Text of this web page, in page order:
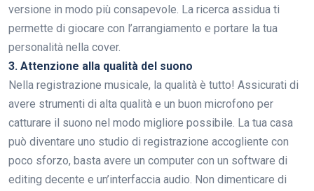
versione in modo più consapevole. La ricerca assidua ti
permette di giocare con l’arrangiamento e portare la tua
personalità nella cover.
3. Attenzione alla qualità del suono
Nella registrazione musicale, la qualità è tutto! Assicurati di
avere strumenti di alta qualità e un buon microfono per
catturare il suono nel modo migliore possibile. La tua casa
può diventare uno studio di registrazione accogliente con
poco sforzo, basta avere un computer con un software di
editing decente e un’interfaccia audio. Non dimenticare di